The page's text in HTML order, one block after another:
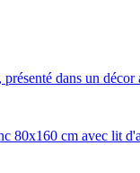
80x160 cm avec lit